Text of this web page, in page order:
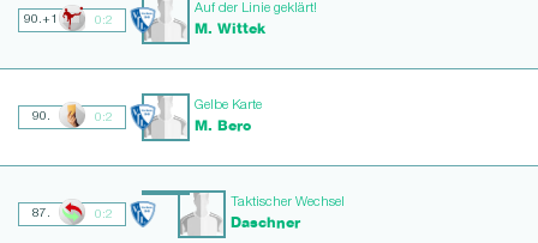
90.+1 0:2
Auf der Linie geklärt!
M. Wittek
90. 0:2
Gelbe Karte
M. Bero
87. 0:2
Taktischer Wechsel
Daschner